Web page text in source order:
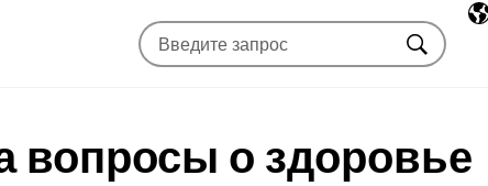
Искать
вопросы о здоровье